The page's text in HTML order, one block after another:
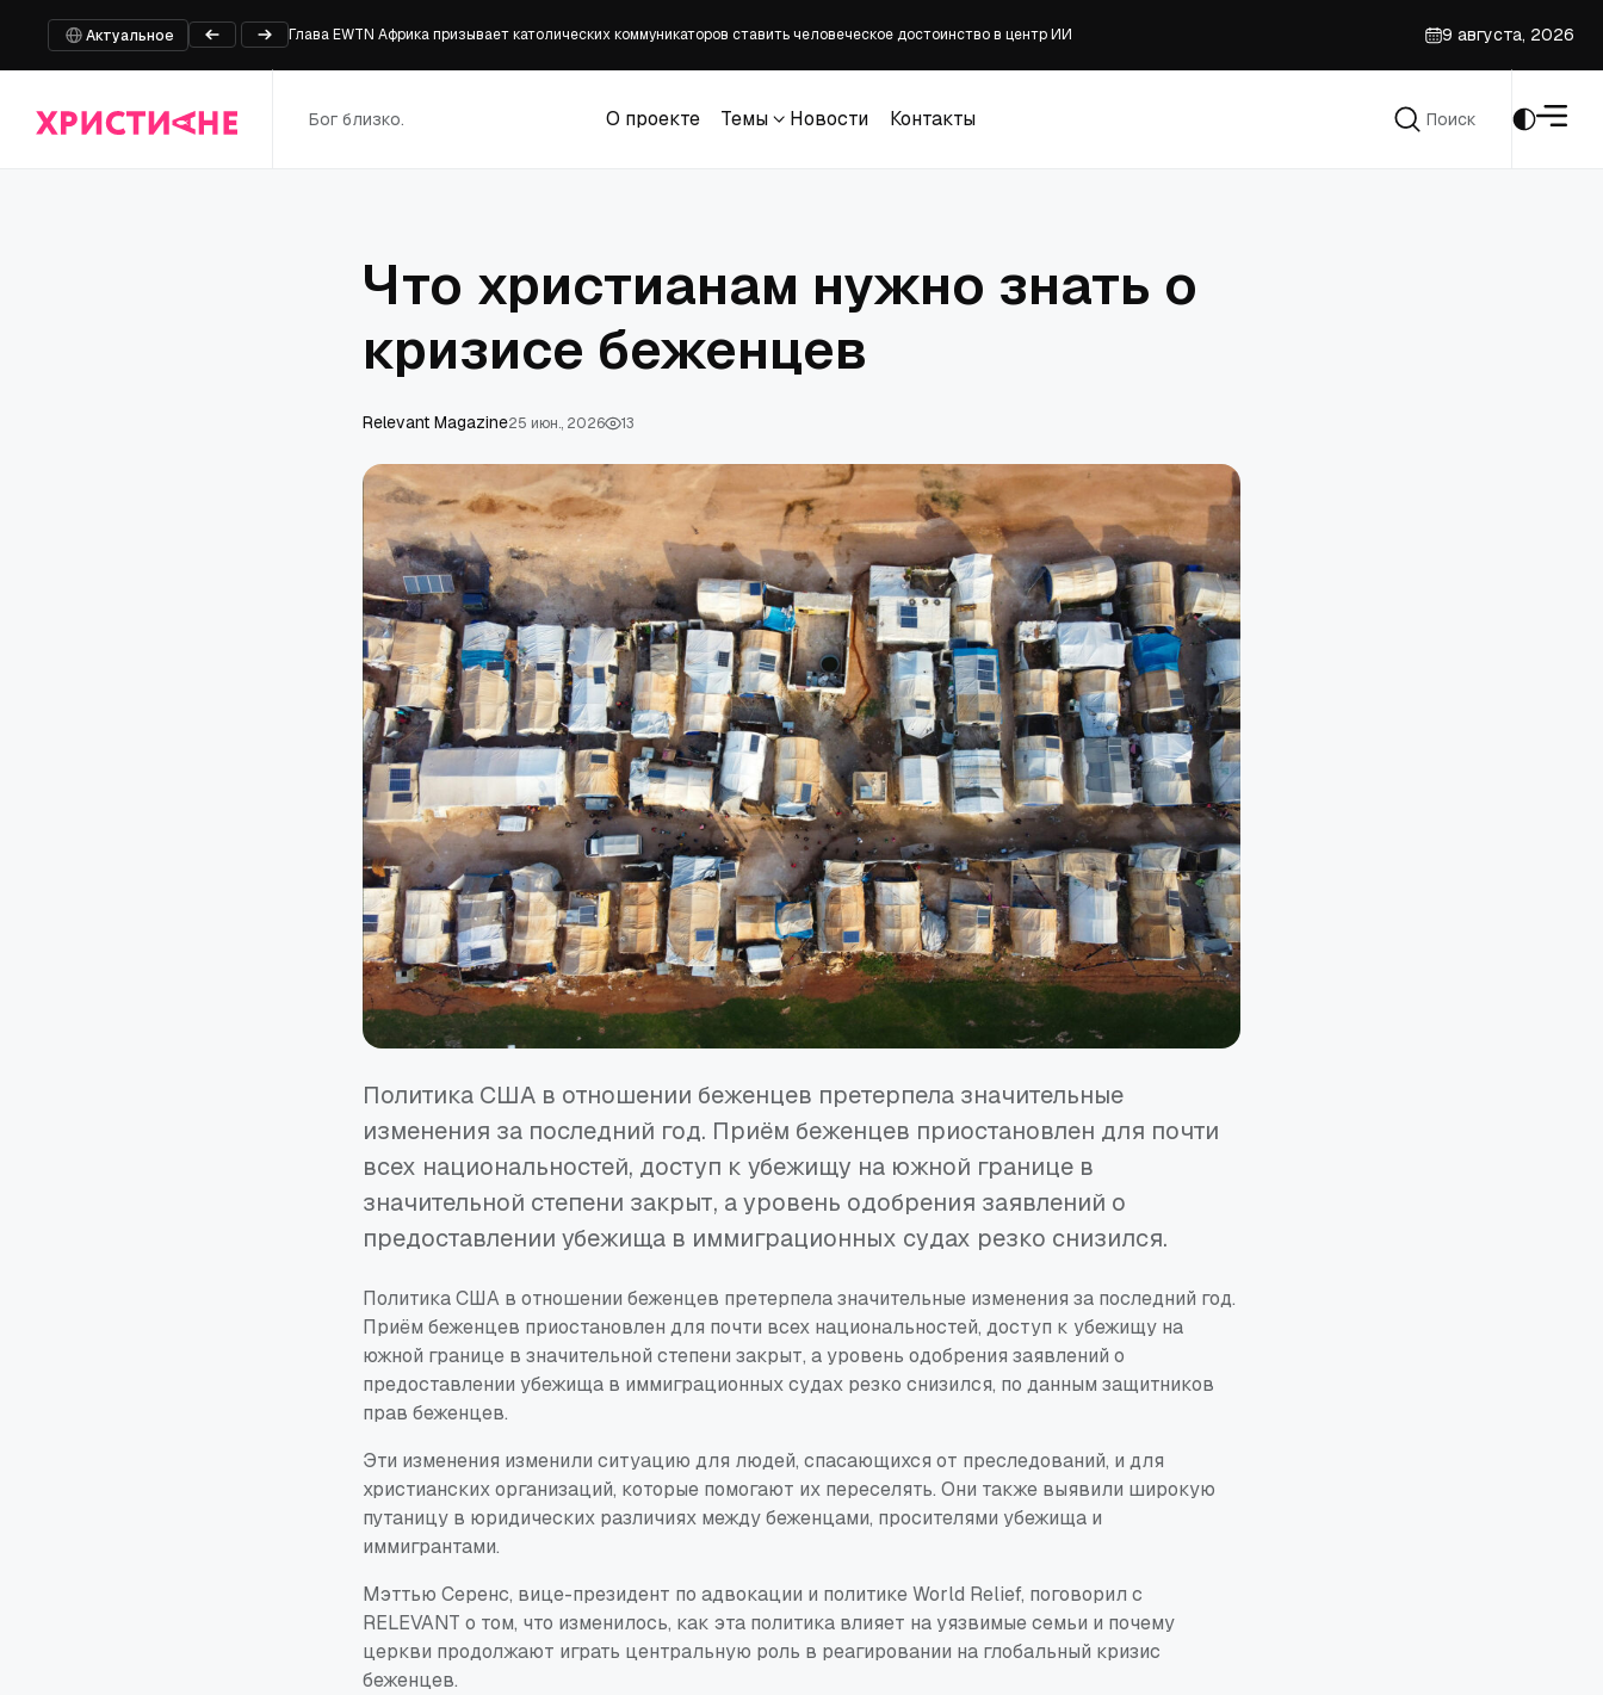
Актуальное
Что признаёт дневник Фаучи
Под палящим солнцем: уличные социальные работники помогают бездомным
Семинарист и кандидат в Сенат США Джеймс Таларико заявил толпе, что христиан 'спасает' 'исцеление больных'
9 августа, 2026
Бог близко.
О проекте
Темы
Новости
Контакты
Поиск
Что христианам нужно знать о
кризисе беженцев
Relevant Magazine25 июн., 2026 13
Политика США в отношении беженцев претерпела значительные
изменения за последний год. Приём беженцев приостановлен для почти
всех национальностей, доступ к убежищу на южной границе в
значительной степени закрыт, а уровень одобрения заявлений о
предоставлении убежища в иммиграционных судах резко снизился.
Политика США в отношении беженцев претерпела значительные изменения за последний год.
Приём беженцев приостановлен для почти всех национальностей, доступ к убежищу на
южной границе в значительной степени закрыт, а уровень одобрения заявлений о
предоставлении убежища в иммиграционных судах резко снизился, по данным защитников
прав беженцев.
Эти изменения изменили ситуацию для людей, спасающихся от преследований, и для
христианских организаций, которые помогают их переселять. Они также выявили широкую
путаницу в юридических различиях между беженцами, просителями убежища и
иммигрантами.
Мэттью Серенс, вице-президент по адвокации и политике World Relief, поговорил с
RELEVANT о том, что изменилось, как эта политика влияет на уязвимые семьи и почему
церкви продолжают играть центральную роль в реагировании на глобальный кризис
беженцев.